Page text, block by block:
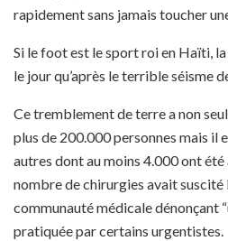
rapidement sans jamais toucher
Si le foot est le sport roi en Haïti, la
le jour qu’après le terrible séisme
Ce tremblement de terre a non
plus de 200.000 personnes mais il
autres dont au moins 4.000 ont été
nombre de chirurgies avait suscité
communauté médicale dénonçant
pratiquée par certains urgentistes.